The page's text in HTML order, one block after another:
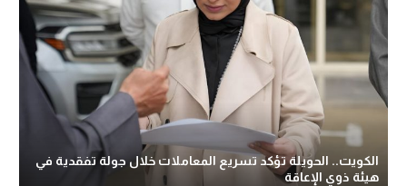
الكويت.. الحويلة تؤكد تسريع المعاملات خلال جولة تفقدية في
هيئة ذوي الإعاقة